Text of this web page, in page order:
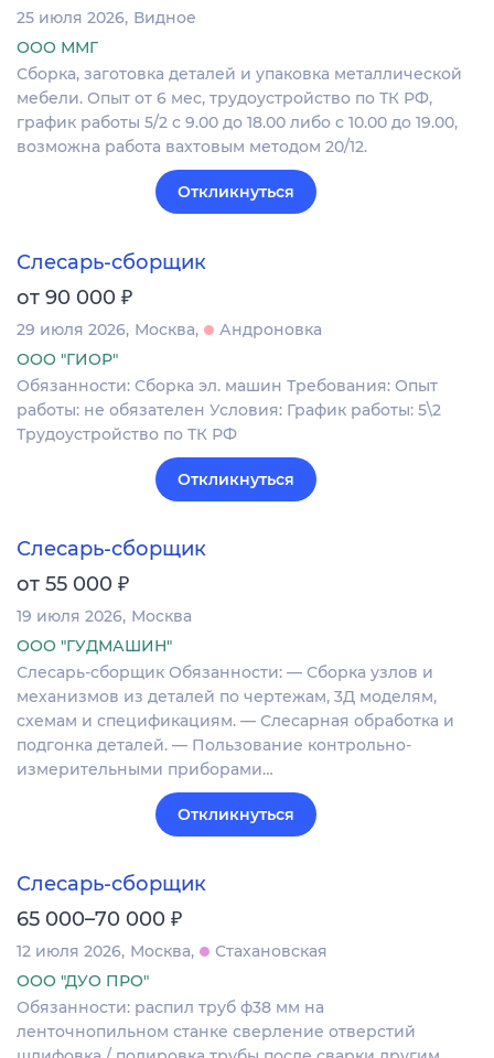
25 июля 2026 Видное
ООО ММГ
Сборка, заготовка деталей и упаковка металлической
мебели. Опыт от 6 мес, трудоустройство по ТК РФ,
график работы 5/2 с 9.00 до 18.00 либо с 10.00 до 19.00,
возможна работа вахтовым методом 20/12.
Откликнуться
Слесарь-сборщик
от 90 000 ₽
29 июля 2026 Москва
Андроновка
ООО "ГИОР"
Обязанности: Сборка эл. машин Требования: Опыт
работы: не обязателен Условия: График работы: 5\2
Трудоустройство по ТК РФ
Откликнуться
Слесарь-сборщик
от 55 000 ₽
19 июля 2026 Москва
ООО "ГУДМАШИН"
Слесарь-сборщик Обязанности: — Сборка узлов и
механизмов из деталей по чертежам, 3Д моделям,
схемам и спецификациям. — Слесарная обработка и
подгонка деталей. — Пользование контрольно-
измерительными приборами…
Откликнуться
Слесарь-сборщик
65 000–70 000 ₽
12 июля 2026 Москва
Стахановская
ООО "ДУО ПРО"
Обязанности: распил труб ф38 мм на
ленточнопильном станке сверление отверстий